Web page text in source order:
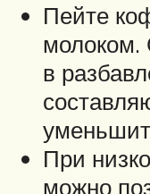
Пейте
молоком.
в
При
можно